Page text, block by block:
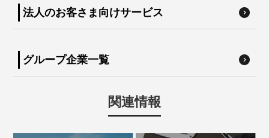
法人のお客さま向けサービス
グループ企業一覧
関連情報